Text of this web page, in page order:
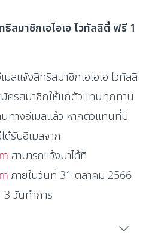
สมาชิกเอไอเอ ไวทัลลิตี้ ฟรี 1
มลแจ้งสิทธิสมาชิกเอไอเอ ไวทัลลิ
ครสมาชิกให้แก่ตัวแทนทุกท่าน
ทางอีเมลแล้ว หากตัวแทนที่มี
รับอีเมลจาก
สามารถแจ้งมาได้ที่
ภายในวันที่ 31 ตุลาคม 2566
3 วันทำการ